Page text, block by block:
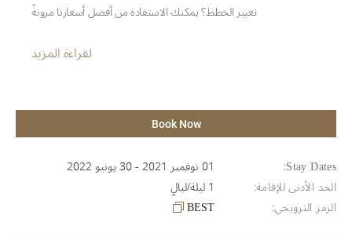
تغيير الخطط؟ يمكنك الاستفادة من أفضل أسعارنا مرونةً
لقراءة المزيد
Book Now
Stay Dates:
01 نوفمبر 2021 - 30 يونيو 2022
الحد الأدنى للإقامة:
1 ليلة/ليالٍ
الرمز الترويجي:
BEST